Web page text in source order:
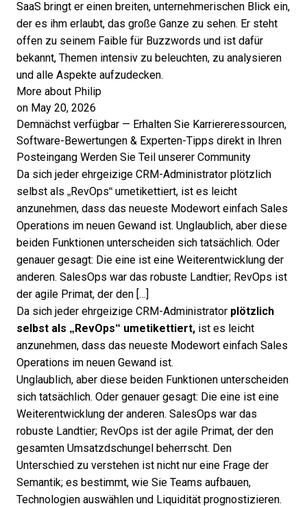
SaaS bringt er einen breiten, unternehmerischen Blick ein,
der es ihm erlaubt, das große Ganze zu sehen. Er steht
offen zu seinem Faible für Buzzwords und ist dafür
bekannt, Themen intensiv zu beleuchten, zu analysieren
und alle Aspekte aufzudecken.
More about Philip
on May 20, 2026
Demnächst verfügbar — Erhalten Sie Karriereressourcen,
Software-Bewertungen & Experten-Tipps direkt in Ihren
Posteingang Werden Sie Teil unserer Community
Da sich jeder ehrgeizige CRM-Administrator plötzlich
selbst als „RevOps“ umetikettiert, ist es leicht
anzunehmen, dass das neueste Modewort einfach Sales
Operations im neuen Gewand ist. Unglaublich, aber diese
beiden Funktionen unterscheiden sich tatsächlich. Oder
genauer gesagt: Die eine ist eine Weiterentwicklung der
anderen. SalesOps war das robuste Landtier; RevOps ist
der agile Primat, der den […]
Da sich jeder ehrgeizige CRM-Administrator plötzlich
selbst als „RevOps“ umetikettiert, ist es leicht
anzunehmen, dass das neueste Modewort einfach Sales
Operations im neuen Gewand ist.
Unglaublich, aber diese beiden Funktionen unterscheiden
sich tatsächlich. Oder genauer gesagt: Die eine ist eine
Weiterentwicklung der anderen. SalesOps war das
robuste Landtier; RevOps ist der agile Primat, der den
gesamten Umsatzdschungel beherrscht. Den
Unterschied zu verstehen ist nicht nur eine Frage der
Semantik; es bestimmt, wie Sie Teams aufbauen,
Technologien auswählen und Liquidität prognostizieren.